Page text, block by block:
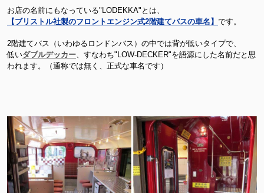
お店の名前にもなっている"LODEKKA"とは、
【ブリストル社製のフロントエンジン式2階建てバスの車名】 です。
2階建てバス（いわゆるロンドンバス）の中では背が低いタイプで、
低いダブルデッカー、すなわち"LOW-DECKER"を語源にした名前だと思
われます。（通称では無く、正式な車名です）